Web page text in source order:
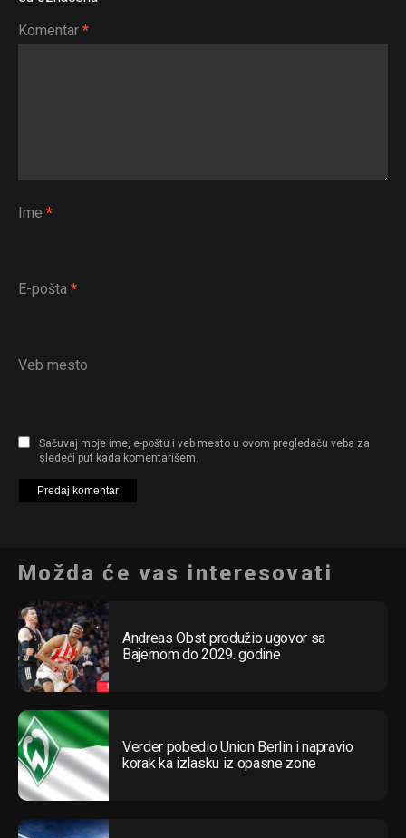
Komentar *
Ime *
E-pošta *
Veb mesto
Sačuvaj moje ime, e-poštu i veb mesto u ovom pregledaču veba za
sledeći put kada komentarišem.
Možda će vas interesovati
Andreas Obst produžio ugovor sa
Bajernom do 2029. godine
Verder pobedio Union Berlin i napravio
korak ka izlasku iz opasne zone